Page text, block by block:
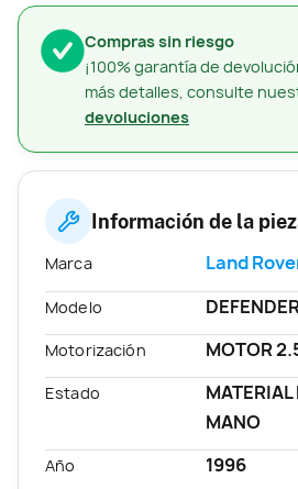
Compras sin riesgo
¡100% garantía de
más detalles, consulte
devoluciones
Información de la
Marca Land
Modelo
Motorización MOTOR
Estado
MANO
Año 1996